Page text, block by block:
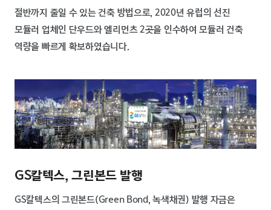
절반까지 줄일 수 있는 건축 방법으로, 2020년 유럽의 선진
모듈러 업체인 단우드와 엘리먼츠 2곳을 인수하여 모듈러 건축
역량을 빠르게 확보하였습니다.
GS칼텍스, 그린본드 발행
GS칼텍스의 그린본드(Green Bond, 녹색채권) 발행 자금은